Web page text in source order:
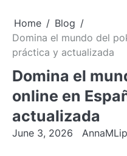
Home
Blog
Domina el mundo del
práctica y actualizada
Domina el
online en
actualizada
June 3, 2026